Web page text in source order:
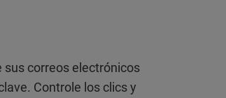
correos electrónicos
Controle los clics y